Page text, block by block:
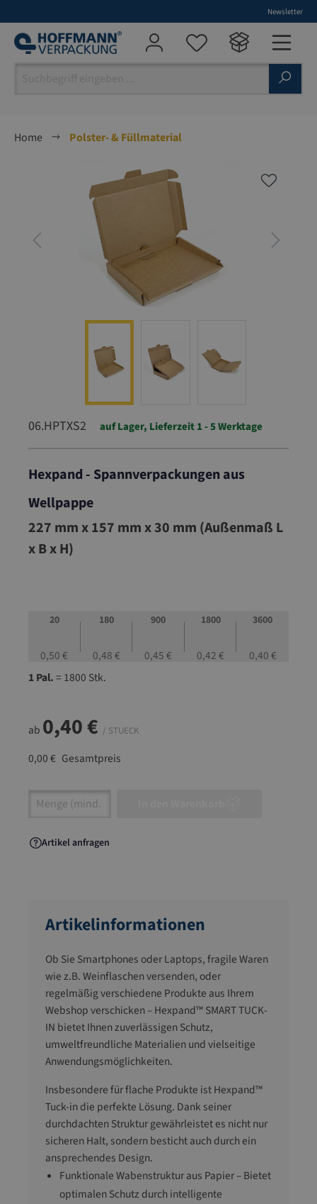
Newsletter
Home
Polster- & Füllmaterial
Bildergalerie überspringen
06.HPTXS2 auf Lager, Lieferzeit 1 - 5 Werktage
Hexpand - Spannverpackungen aus
Wellpappe
06.HPTXS2
227 mm x 157 mm x 30 mm (Außenmaß L
x B x H)
20
0,50 €
180
0,48 €
900
0,45 €
1800
0,42 €
3600
0,40 €
1 Pal.= 1800 Stk.
ab 0,40 € / STUECK
0,00 € Gesamtpreis
Artikel Anzahl: Gib den gewünschten Wert
Artikel anfragen
Artikelinformationen
Ob Sie Smartphones oder Laptops, fragile Waren
wie z.B. Weinflaschen versenden, oder
regelmäßig verschiedene Produkte aus Ihrem
Webshop verschicken – Hexpand™ SMART TUCK-
IN bietet Ihnen zuverlässigen Schutz,
umweltfreundliche Materialien und vielseitige
Anwendungsmöglichkeiten.
Insbesondere für flache Produkte ist Hexpand™
Tuck-in die perfekte Lösung. Dank seiner
durchdachten Struktur gewährleistet es nicht nur
sicheren Halt, sondern besticht auch durch ein
ansprechendes Design.
Funktionale Wabenstruktur aus Papier – Bietet
optimalen Schutz durch intelligente